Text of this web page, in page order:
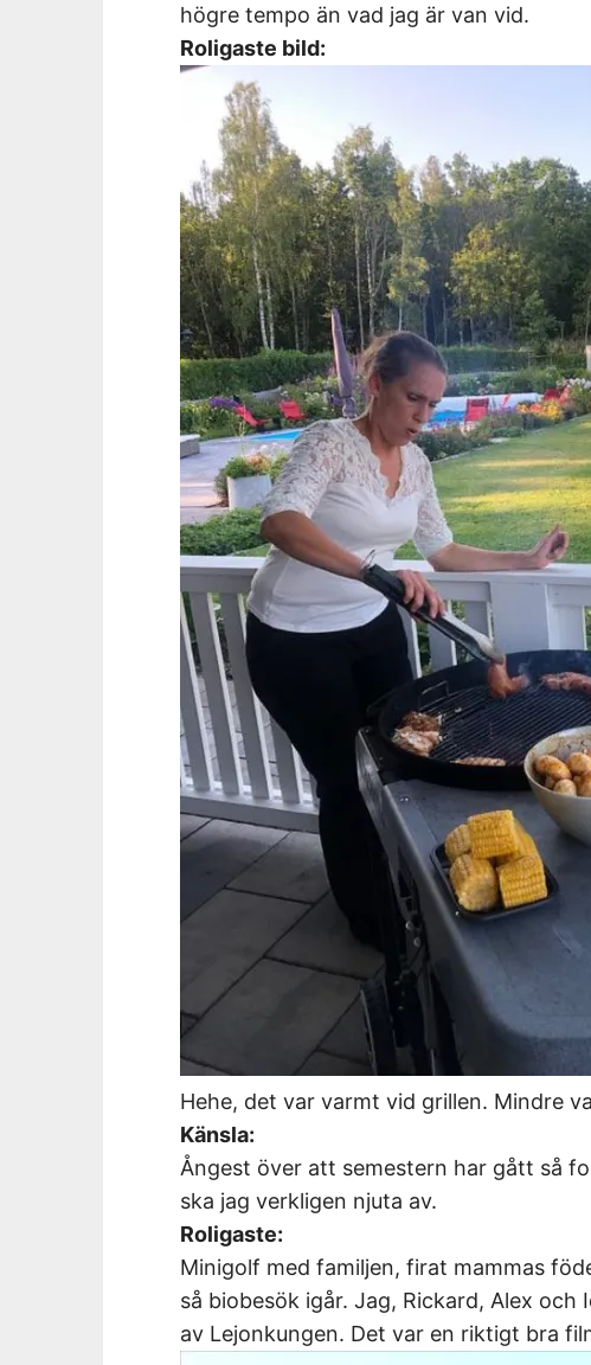
högre tempo än vad jag är van vid.
Roligaste bild:
Hehe, det var varmt vid grillen. Mindre
Känsla:
Ångest över att semestern har gått så
ska jag verkligen njuta av.
Roligaste:
Minigolf med familjen, firat mammas
så biobesök igår. Jag, Rickard, Alex och
av Lejonkungen. Det var en riktigt bra